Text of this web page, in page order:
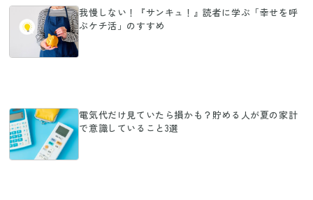
我慢しない！『サンキュ！』読者に学ぶ「幸せを呼
ぶケチ活」のすすめ
電気代だけ見ていたら損かも？貯める人が夏の家計
で意識していること3選